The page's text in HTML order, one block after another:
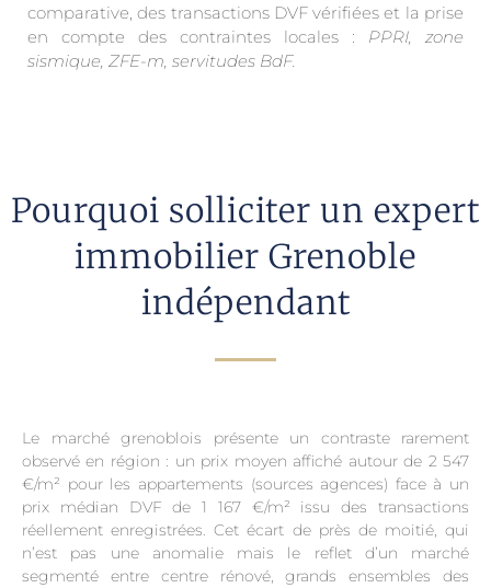
comparative, des transactions DVF vérifiées et la prise
en compte des contraintes locales : PPRI, zone
sismique, ZFE-m, servitudes BdF.
Pourquoi solliciter un expert
immobilier Grenoble
indépendant
Le marché grenoblois présente un contraste rarement
observé en région : un prix moyen affiché autour de 2 547
€/m² pour les appartements (sources agences) face à un
prix médian DVF de 1 167 €/m² issu des transactions
réellement enregistrées. Cet écart de près de moitié, qui
n’est pas une anomalie mais le reflet d’un marché
segmenté entre centre rénové, grands ensembles des